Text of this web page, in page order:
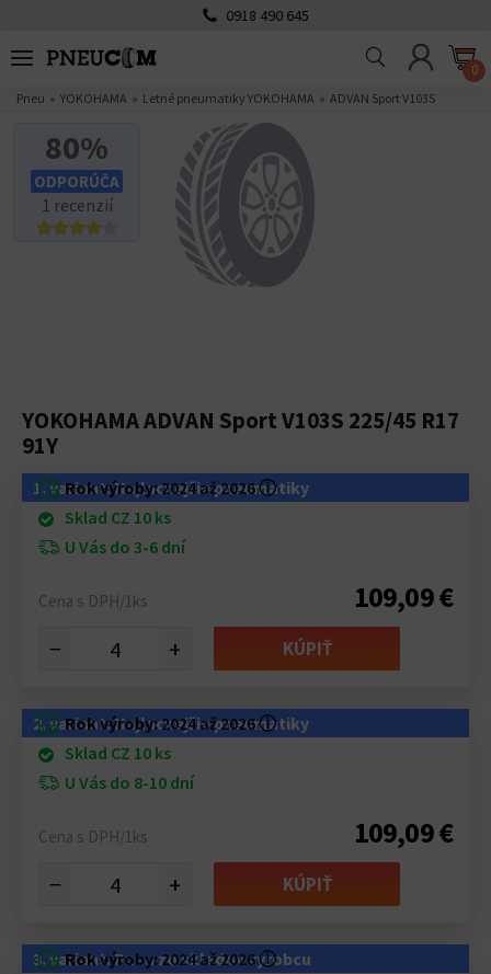
0918 490 645
0
Pneu YOKOHAMA Letné pneumatiky YOKOHAMA ADVAN Sport V103S
80%
ODPORÚČA
1 recenzií
YOKOHAMA ADVAN Sport V103S 225/45 R17
91Y
1. variant: Najlacnejšie pneumatiky
Rok výroby:2024 až 2026ⓘ
Sklad CZ 10 ks
U Vás do 3-6 dní
Cena s DPH/1ks 109,09 €
− + KÚPIŤ
2. variant: Najlacnejšie pneumatiky
Rok výroby:2024 až 2026ⓘ
Sklad CZ 10 ks
U Vás do 8-10 dní
Cena s DPH/1ks 109,09 €
− + KÚPIŤ
3. variant: Pneu zo skladov výrobcu
Rok výroby:2024 až 2026ⓘ